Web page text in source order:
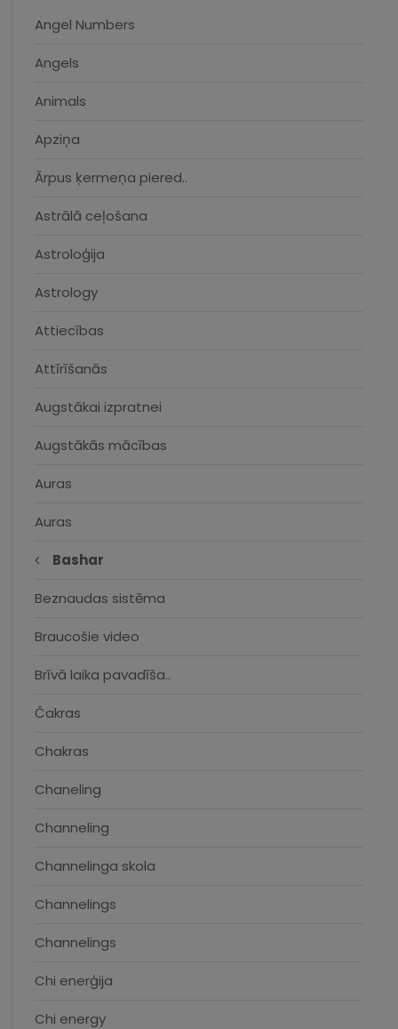
Angel Numbers
Angels
Animals
Apziņa
Ārpus ķermeņa piered..
Astrālā ceļošana
Astroloģija
Astrology
Attiecības
Attīrīšanās
Augstākai izpratnei
Augstākās mācības
Auras
Auras
Bashar
Beznaudas sistēma
Braucošie video
Brīvā laika pavadīša..
Čakras
Chakras
Chaneling
Channeling
Channelinga skola
Channelings
Channelings
Chi enerģija
Chi energy